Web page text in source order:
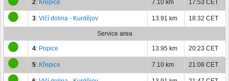
2: Křepice 7.10 km 17:53 CET
3: Vlčí dolina - Kurdějov 13.91 km 18:32 CET
Service area
4: Popice 13.95 km 20:23 CET
5: Křepice 7.10 km 21:08 CET